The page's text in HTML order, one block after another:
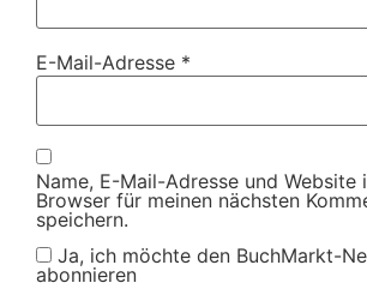
E-Mail-Adresse *
Name, E-Mail-Adresse und Website
Browser für meinen nächsten
speichern.
Ja, ich möchte den BuchMarkt-
abonnieren